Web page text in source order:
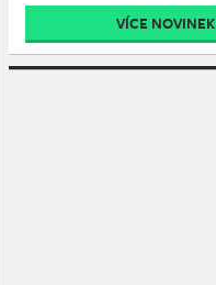
VÍCE NOVINEK